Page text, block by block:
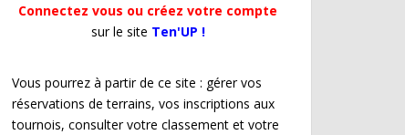
Connectez vous ou créez votre compte
sur le site Ten'UP !
Vous pourrez à partir de ce site : gérer vos
réservations de terrains, vos inscriptions aux
tournois, consulter votre classement et votre